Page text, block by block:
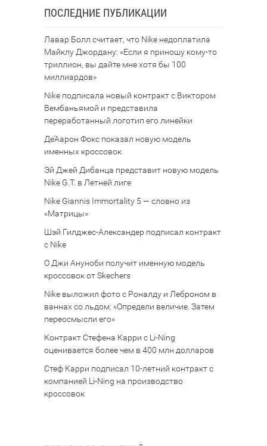
ПОСЛЕДНИЕ ПУБЛИКАЦИИ
Лавар Болл считает, что Nike недоплатила
Майклу Джордану: «Если я приношу кому-то
триллион, вы дайте мне хотя бы 100
миллиардов»
Nike подписала новый контракт с Виктором
Вембаньямой и представила
переработанный логотип его линейки
Де’Аарон Фокс показал новую модель
именных кроссовок
Эй Джей Дибанца представит новую модель
Nike G.T. в Летней лиге
Nike Giannis Immortality 5 — словно из
«Матрицы»
Шэй Гилджес-Александер подписал контракт
с Nike
О Джи Ануноби получит именную модель
кроссовок от Skechers
Nike выложил фото с Роналду и Леброном в
ваннах со льдом: «Определи величие. Затем
переосмысли его»
Контракт Стефена Карри с Li-Ning
оценивается более чем в 400 млн долларов
Стеф Карри подписал 10-летний контракт с
компанией Li-Ning на производство
кроссовок